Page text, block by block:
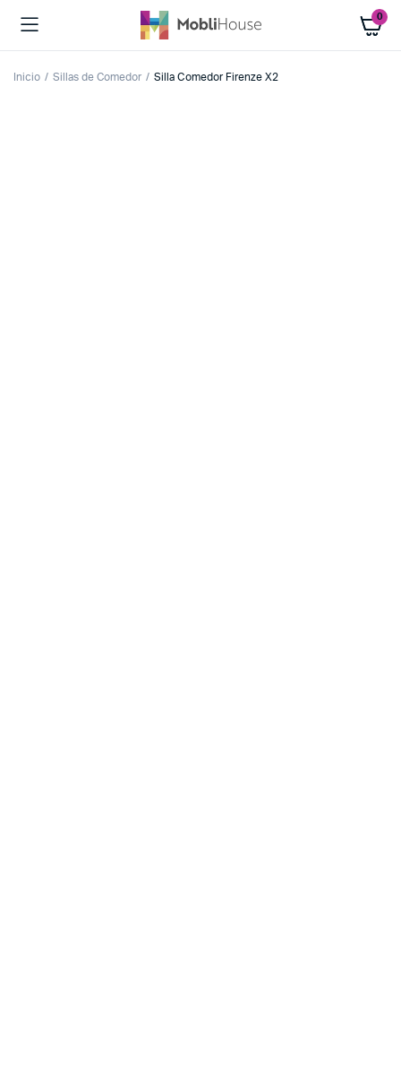
0
Inicio Sillas de Comedor Silla Comedor Firenze X2